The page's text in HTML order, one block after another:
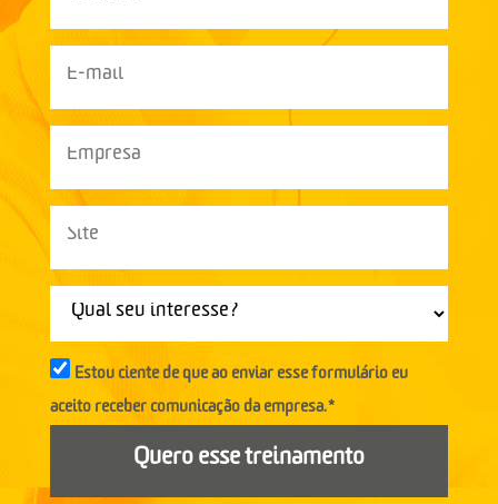
Estou ciente de que ao enviar esse formulário eu
aceito receber comunicação da empresa.*
Quero esse treinamento